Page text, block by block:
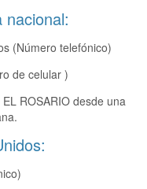
nacional:
(Número telefónico)
de celular )
ROSARIO desde una